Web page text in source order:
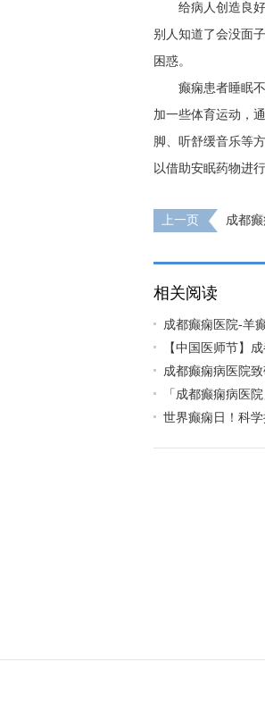
给病人创造良
别人知道了会没面
困惑。
癫痫患者睡眠
加一些体育运动，
脚、听舒缓音乐等
以借助安眠药物进行
上一页 成都
相关阅读
成都癫痫医院-羊
【中国医师节】
成都癫痫病医院
「成都癫痫病医
世界癫痫日！科学